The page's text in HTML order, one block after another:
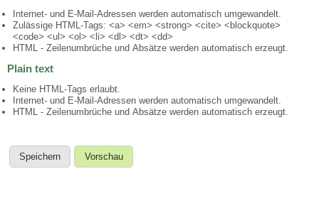
Internet- und E-Mail-Adressen werden automatisch umgewandelt.
Zulässige HTML-Tags: <a> <em> <strong> <cite> <blockquote>
<code> <ul> <ol> <li> <dl> <dt> <dd>
HTML - Zeilenumbrüche und Absätze werden automatisch erzeugt.
Plain text
Keine HTML-Tags erlaubt.
Internet- und E-Mail-Adressen werden automatisch umgewandelt.
HTML - Zeilenumbrüche und Absätze werden automatisch erzeugt.